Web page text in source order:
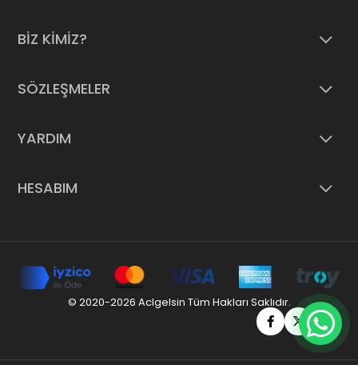
BİZ KİMİZ?
SÖZLEŞMELER
YARDIM
HESABIM
© 2020-2026 Aclgelsin Tüm Hakları Saklıdır.